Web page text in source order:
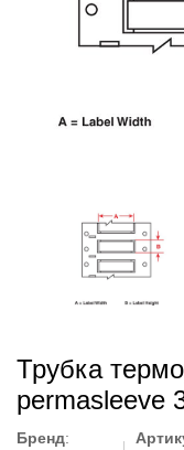
Трубка
permasleeve
Бренд: